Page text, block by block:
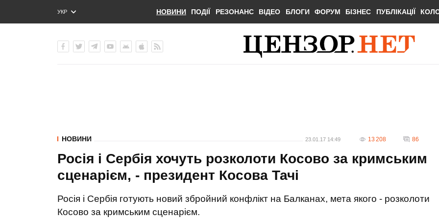
УКР
ENG
НОВИНИ ПОДІЇ РЕЗОНАНС ВІДЕО БЛОГИ ФОРУМ БІЗНЕС ПУБЛІКАЦІЇ
НОВИНИ 23.01.17 14:49 13 208 86
Росія і Сербія хочуть розколоти Косово за кримським
сценарієм, - президент Косова Тачі
Росія і Сербія готують новий збройний конфлікт на Балканах, мета якого - розколоти
Косово за кримським сценарієм.